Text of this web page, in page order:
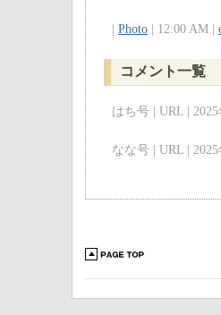
Photo | 12:00 AM |
コメント一覧
はち号 | URL |
なな号 | URL |